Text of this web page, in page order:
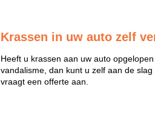
Krassen in uw auto zelf
Heeft u krassen aan uw auto
vandalisme, dan kunt u zelf aan de
vraagt een offerte aan.